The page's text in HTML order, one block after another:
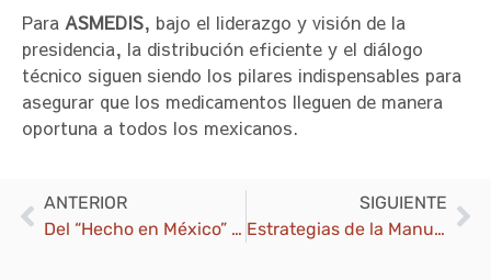
Para ASMEDIS, bajo el liderazgo y visión de la
presidencia, la distribución eficiente y el diálogo
técnico siguen siendo los pilares indispensables para
asegurar que los medicamentos lleguen de manera
oportuna a todos los mexicanos.
ANTERIOR
Del “Hecho en México” al “ya no te creo”Contenido nacional: política industrial con sello de auditoría
SIGUIENTE
Estrategias de la Manufactura Médica Nacional para la Competitividad Global